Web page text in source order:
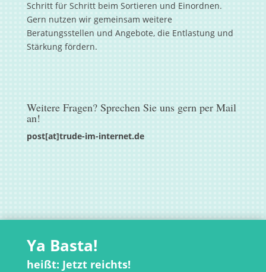
Schritt für Schritt beim Sortieren und Einordnen.
Gern nutzen wir gemeinsam weitere
Beratungsstellen und Angebote, die Entlastung und
Stärkung fördern.
Weitere Fragen? Sprechen Sie uns gern per Mail
an!
post[at]trude-im-internet.de
Ya Basta!
heißt: Jetzt reichts!